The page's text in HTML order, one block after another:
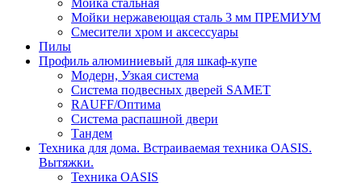
Мойки нержавеющая сталь 3 мм ПРЕМИУМ
Смесители хром и аксессуары
Пилы
Профиль алюминиевый для шкаф-купе
Модерн, Узкая система
Система подвесных дверей SAMET
RAUFF/Оптима
Система распашной двери
Тандем
Техника для дома. Встраиваемая техника OASIS.
Вытяжки.
Техника OASIS